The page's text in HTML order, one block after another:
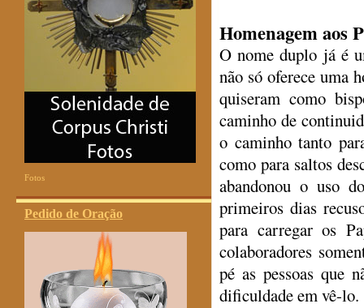
Fotos
Pedido de Oração
Homenagem aos
O nome duplo já é
não só oferece uma
quiseram como
caminho de
o caminho tanto
como para saltos
abandonou o uso
primeiros dias
para carregar os
colaboradores
pé as pessoas que
dificuldade em vê-lo.